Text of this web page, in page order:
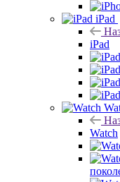
iPad
iPad
Watch